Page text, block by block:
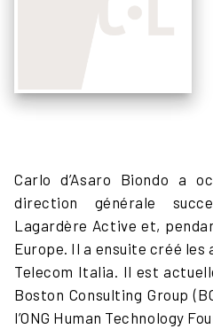
Carlo d’Asaro Biondo a
direction générale
Lagardère Active et,
Europe. Il a ensuite créé les
Telecom Italia. Il est
Boston Consulting Group
l’ONG Human Technology